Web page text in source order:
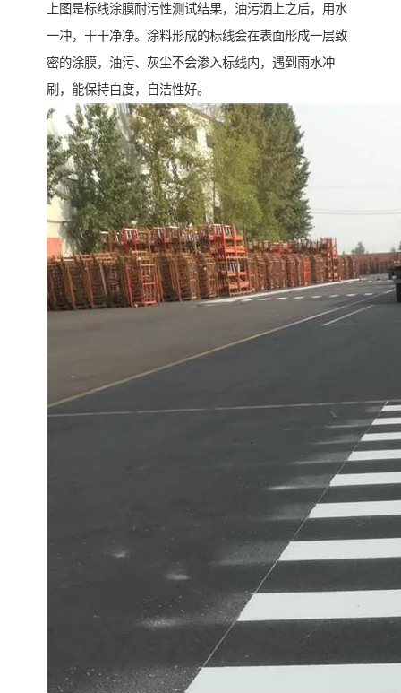
上图是标线涂膜耐污性测试结果，油污洒上之后，用水
一冲，干干净净。涂料形成的标线会在表面形成一层致
密的涂膜，油污、灰尘不会渗入标线内，遇到雨水冲
刷，能保持白度，自洁性好。